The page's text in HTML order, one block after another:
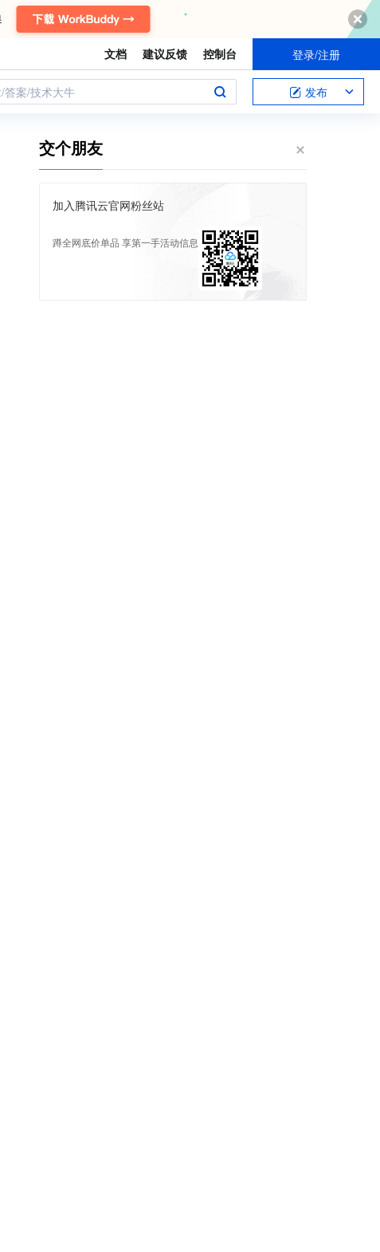
文档 建议反馈 控制台 登录/注册
答案/技术大牛 发布
交个朋友
加入腾讯云官网粉丝站
蹲全网底价单品 享第一手活动信息